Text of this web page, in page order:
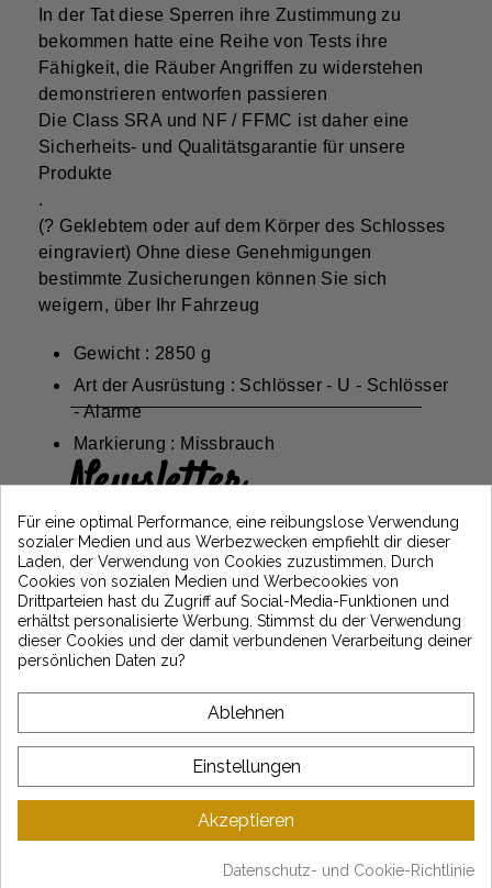
In der Tat diese Sperren ihre Zustimmung zu
bekommen hatte eine Reihe von Tests ihre
Fähigkeit, die Räuber Angriffen zu widerstehen
demonstrieren entworfen passieren
Die Class SRA und NF / FFMC ist daher eine
Sicherheits- und Qualitätsgarantie für unsere
Produkte
.
(? Geklebtem oder auf dem Körper des Schlosses
eingraviert) Ohne diese Genehmigungen
bestimmte Zusicherungen können Sie sich
weigern, über Ihr Fahrzeug
Gewicht : 2850 g
Art der Ausrüstung : Schlösser - U - Schlösser
- Alarme
Markierung : Missbrauch
Newsletter
Erhalten Sie 5€ Rabatt auf Ihre erste
Bestellung, indem Sie sich anmelden und
über die neuesten Vintage Motors-
Nachrichten informiert bleiben
*Dès 99€ d'achat. En vous abonnant à notre newsletter, vous reconnaissez avoir pris
l'acceptez.
ÜBER VINTAGE
KUNDENSERVICE
Für eine optimal Performance, eine reibungslose Verwendung
sozialer Medien und aus Werbezwecken empfiehlt dir dieser
Laden, der Verwendung von Cookies zuzustimmen. Durch
Cookies von sozialen Medien und Werbecookies von
Drittparteien hast du Zugriff auf Social-Media-Funktionen und
erhältst personalisierte Werbung. Stimmst du der Verwendung
dieser Cookies und der damit verbundenen Verarbeitung deiner
persönlichen Daten zu?
Ablehnen
Einstellungen
Akzeptieren
Datenschutz- und Cookie-Richtlinie